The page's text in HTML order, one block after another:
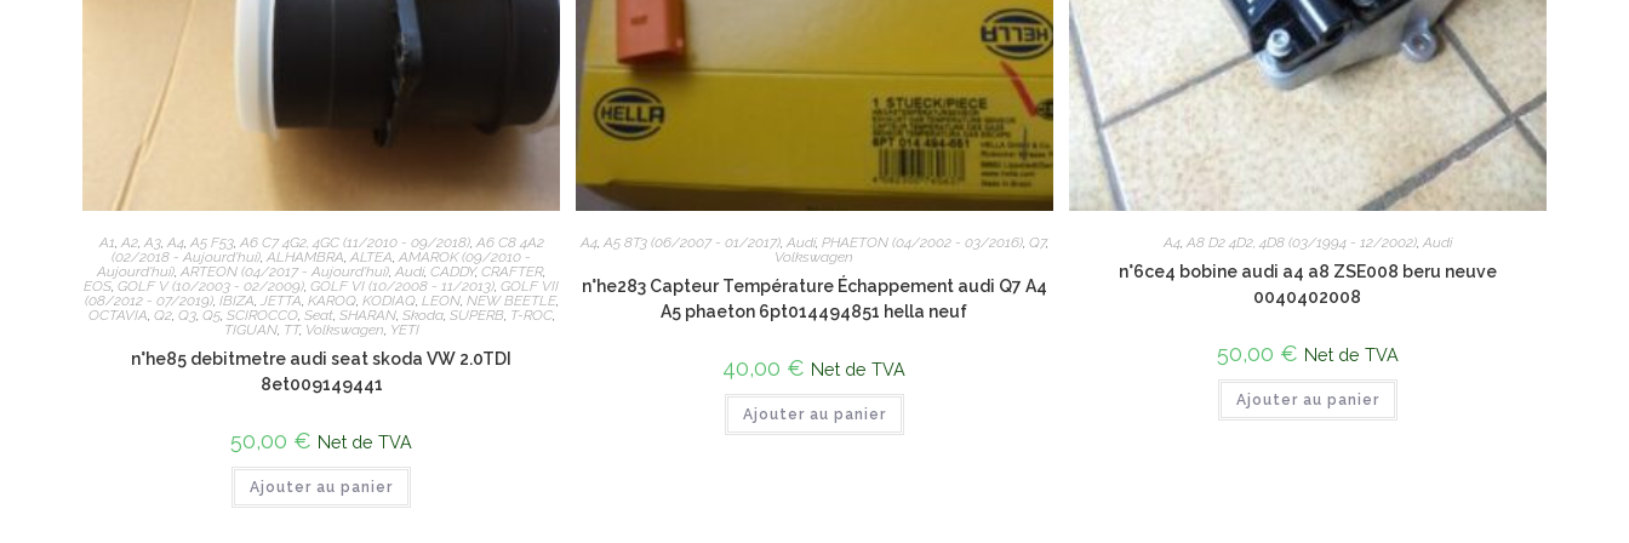
A1 A2, A3, A4, A5 F53, A6 C7 4G2, 4GC (11/2010 - 09/2018), A6 C8 4A2
(02/2018 - Aujourd'hui) ,ALHAMBRA ,ALTEA ,AMAROK (09/2010 -
Aujourd'hui) ,ARTEON (04/2017 - Aujourd'hui) ,Audi,CADDY,CRAFTER,
EOS ,GOLF V (10/2003 - 02/2009) ,GOLF VI (10/2008 - 11/2013) ,GOLF VII
(08/2012 - 07/2019), IBIZA JETTA KAROQ, KODIAQ, LEON, NEW BEETLE,
OCTAVIA Q2, Q3, Q5, SCIROCCO, Seat, SHARAN, Skoda, SUPERB, T-ROC,
TIGUAN, TT, Volkswagen YETI
n°he85 debitmetre audi seat skoda VW 2.0TDI
8et009149441
50,00 € Net de TVA
Ajouter au panier
A4, A5 8T3 (06/2007 - 01/2017), Audi, PHAETON (04/2002 - 03/2016), Q7,
Volkswagen
n°he283 Capteur Température Échappement audi Q7 A4
A5 phaeton 6pt014494851 hella neuf
40,00 € Net de TVA
Ajouter au panier
A4, A8 D2 4D2, 4D8 (03/1994 - 12/2002), Audi
n°6ce4 bobine audi a4 a8 ZSE008 beru neuve
0040402008
50,00 € Net de TVA
Ajouter au panier